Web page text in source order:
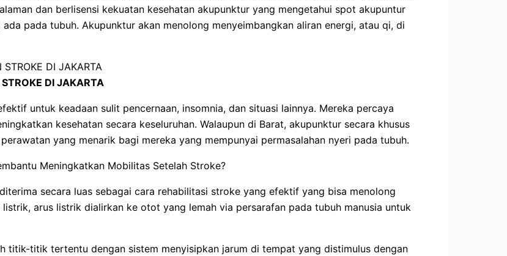
dan berlisensi kekuatan kesehatan akupunktur yang mengetahui spot akupuntur
pada tubuh. Akupunktur akan menolong menyeimbangkan aliran energi, atau qi, di
DI JAKARTA
untuk keadaan sulit pencernaan, insomnia, dan situasi lainnya. Mereka percaya
kesehatan secara keseluruhan. Walaupun di Barat, akupunktur secara khusus
yang menarik bagi mereka yang mempunyai permasalahan nyeri pada tubuh.
Meningkatkan Mobilitas Setelah Stroke?
secara luas sebagai cara rehabilitasi stroke yang efektif yang bisa menolong
arus listrik dialirkan ke otot yang lemah via persarafan pada tubuh manusia untuk
titik-titik tertentu dengan sistem menyisipkan jarum di tempat yang distimulus dengan